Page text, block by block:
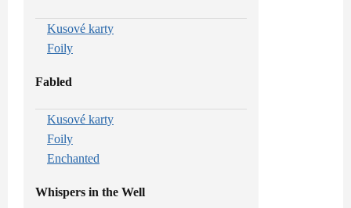
Kusové karty
Foily
Fabled
Kusové karty
Foily
Enchanted
Whispers in the Well